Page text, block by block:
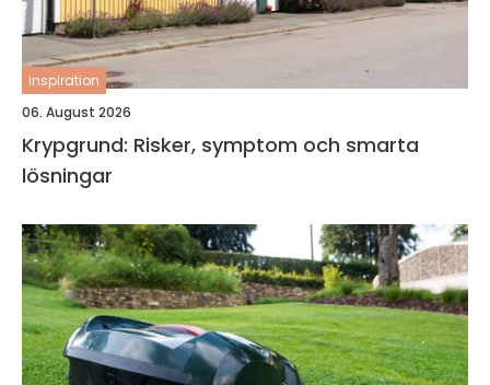
inspiration
06. August 2026
Krypgrund: Risker, symptom och smarta
lösningar